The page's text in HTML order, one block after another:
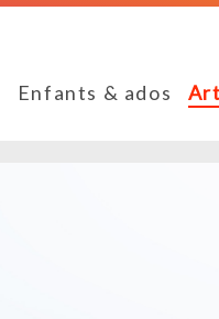
Enfants & ados